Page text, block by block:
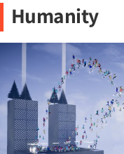
Humanity